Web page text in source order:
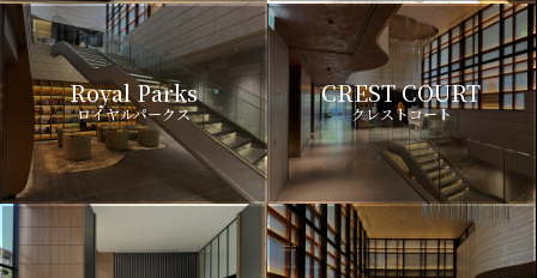
Royal Parks
ロイヤルパークス
CREST COURT
クレストコート